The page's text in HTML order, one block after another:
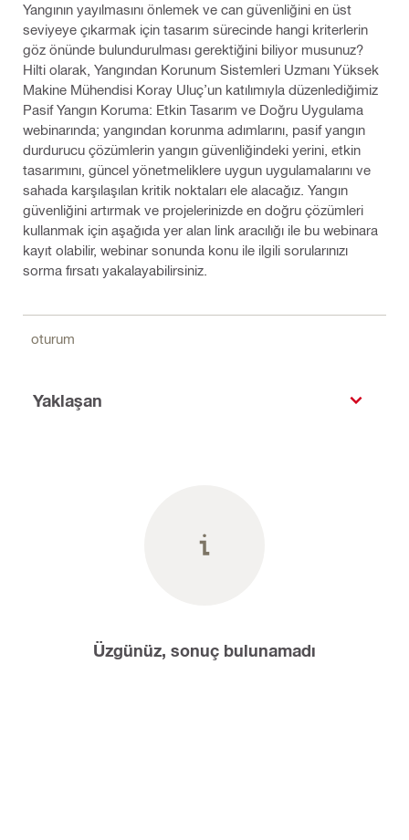
Yangının yayılmasını önlemek ve can güvenliğini en üst
seviyeye çıkarmak için tasarım sürecinde hangi kriterlerin
göz önünde bulundurulması gerektiğini biliyor musunuz?
Hilti olarak, Yangından Korunum Sistemleri Uzmanı Yüksek
Makine Mühendisi Koray Uluç’un katılımıyla düzenlediğimiz
Pasif Yangın Koruma: Etkin Tasarım ve Doğru Uygulama
webinarında; yangından korunma adımlarını, pasif yangın
durdurucu çözümlerin yangın güvenliğindeki yerini, etkin
tasarımını, güncel yönetmeliklere uygun uygulamalarını ve
sahada karşılaşılan kritik noktaları ele alacağız. Yangın
güvenliğini artırmak ve projelerinizde en doğru çözümleri
kullanmak için aşağıda yer alan link aracılığı ile bu webinara
kayıt olabilir, webinar sonunda konu ile ilgili sorularınızı
sorma fırsatı yakalayabilirsiniz.
oturum
Yaklaşan
Üzgünüz, sonuç bulunamadı